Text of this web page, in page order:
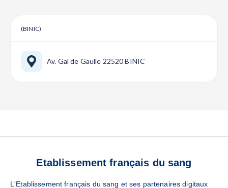
(BINIC)
Av. Gal de Gaulle 22520 BINIC
LOCAUX
Etablissement français du sang
L'Etablissement français du sang et ses partenaires digitaux